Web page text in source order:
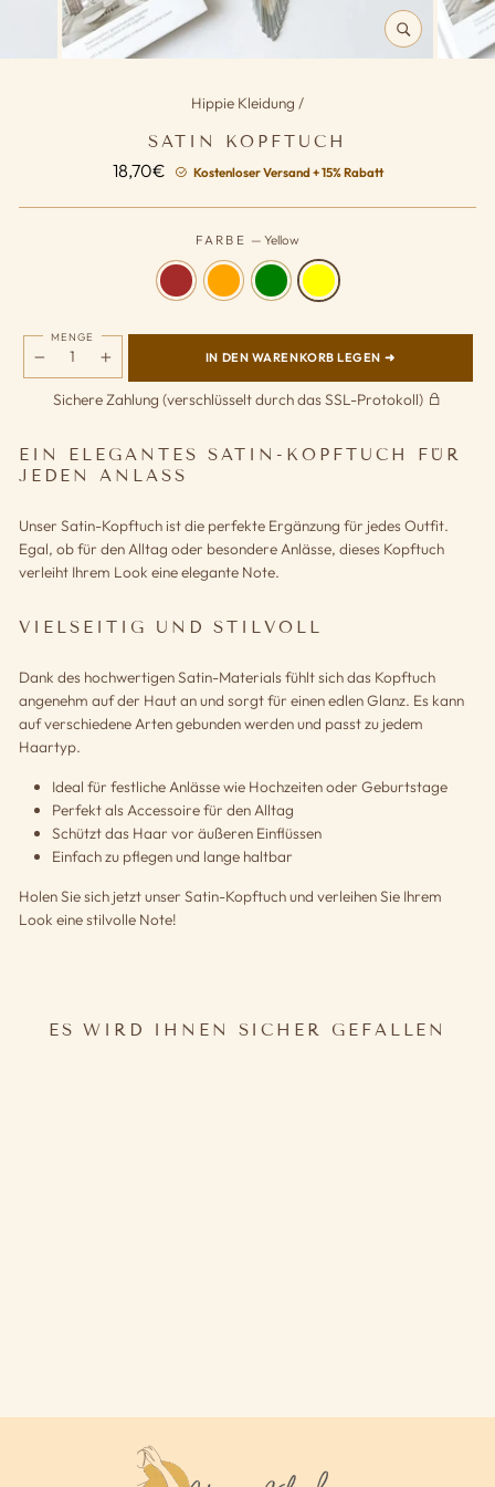
SCHLIESSEN (
ESC)
Hippie Kleidung /
SATIN KOPFTUCH
18,70€ Normaler
Kostenloser Versand + 15% Rabatt
FARBE —Yellow
MENGE
IN DEN WARENKORB LEGEN ➜
Sichere Zahlung (verschlüsselt durch das SSL-Protokoll)
EIN ELEGANTES SATIN-KOPFTUCH FÜR
JEDEN ANLASS
Unser Satin-Kopftuch ist die perfekte Ergänzung für jedes Outfit.
Egal, ob für den Alltag oder besondere Anlässe, dieses Kopftuch
verleiht Ihrem Look eine elegante Note.
VIELSEITIG UND STILVOLL
Dank des hochwertigen Satin-Materials fühlt sich das Kopftuch
angenehm auf der Haut an und sorgt für einen edlen Glanz. Es kann
auf verschiedene Arten gebunden werden und passt zu jedem
Haartyp.
Ideal für festliche Anlässe wie Hochzeiten oder Geburtstage
Perfekt als Accessoire für den Alltag
Schützt das Haar vor äußeren Einflüssen
Einfach zu pflegen und lange haltbar
Holen Sie sich jetzt unser Satin-Kopftuch und verleihen Sie Ihrem
Look eine stilvolle Note!
ES WIRD IHNEN SICHER GEFALLEN